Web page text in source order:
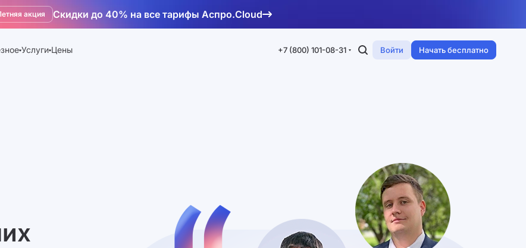
акция Скидки до 40% на все тарифы Аспро.Cloud
Услуги Цены +7 (800) 101-08-31 Войти Начать бесплатно